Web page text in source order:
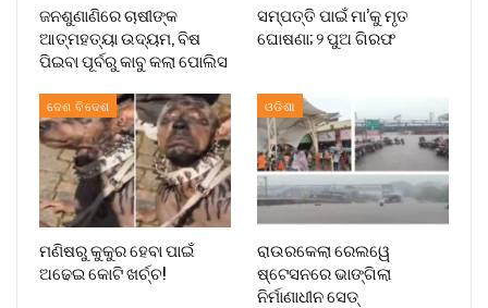
ଜନଶୁଣାଣିରେ ଚାଷୀଙ୍କ
ଆତ୍ମହତ୍ୟା ଉଦ୍ୟମ, ବିଷ
ପିଇବା ପୂର୍ବରୁ କାବୁ କଲା ପୋଲିସ
ସମ୍ପତ୍ତି ପାଇଁ ମା’କୁ ମୃତ
ଘୋଷଣା; ୨ ପୁଅ ଗିରଫ
ଦେଶ ବିଦେଶ
ମଣିଷରୁ କୁକୁର ହେବା ପାଇଁ
ଅଢେଇ କୋଟି ଖର୍ଚ୍ଚ!
ଓଡିଶା
ରାଉରକେଲା ରେଲୱେ
ଷ୍ଟେସନରେ ଭାଙ୍ଗିଲା
ନିର୍ମାଣାଧୀନ ସେଡ୍